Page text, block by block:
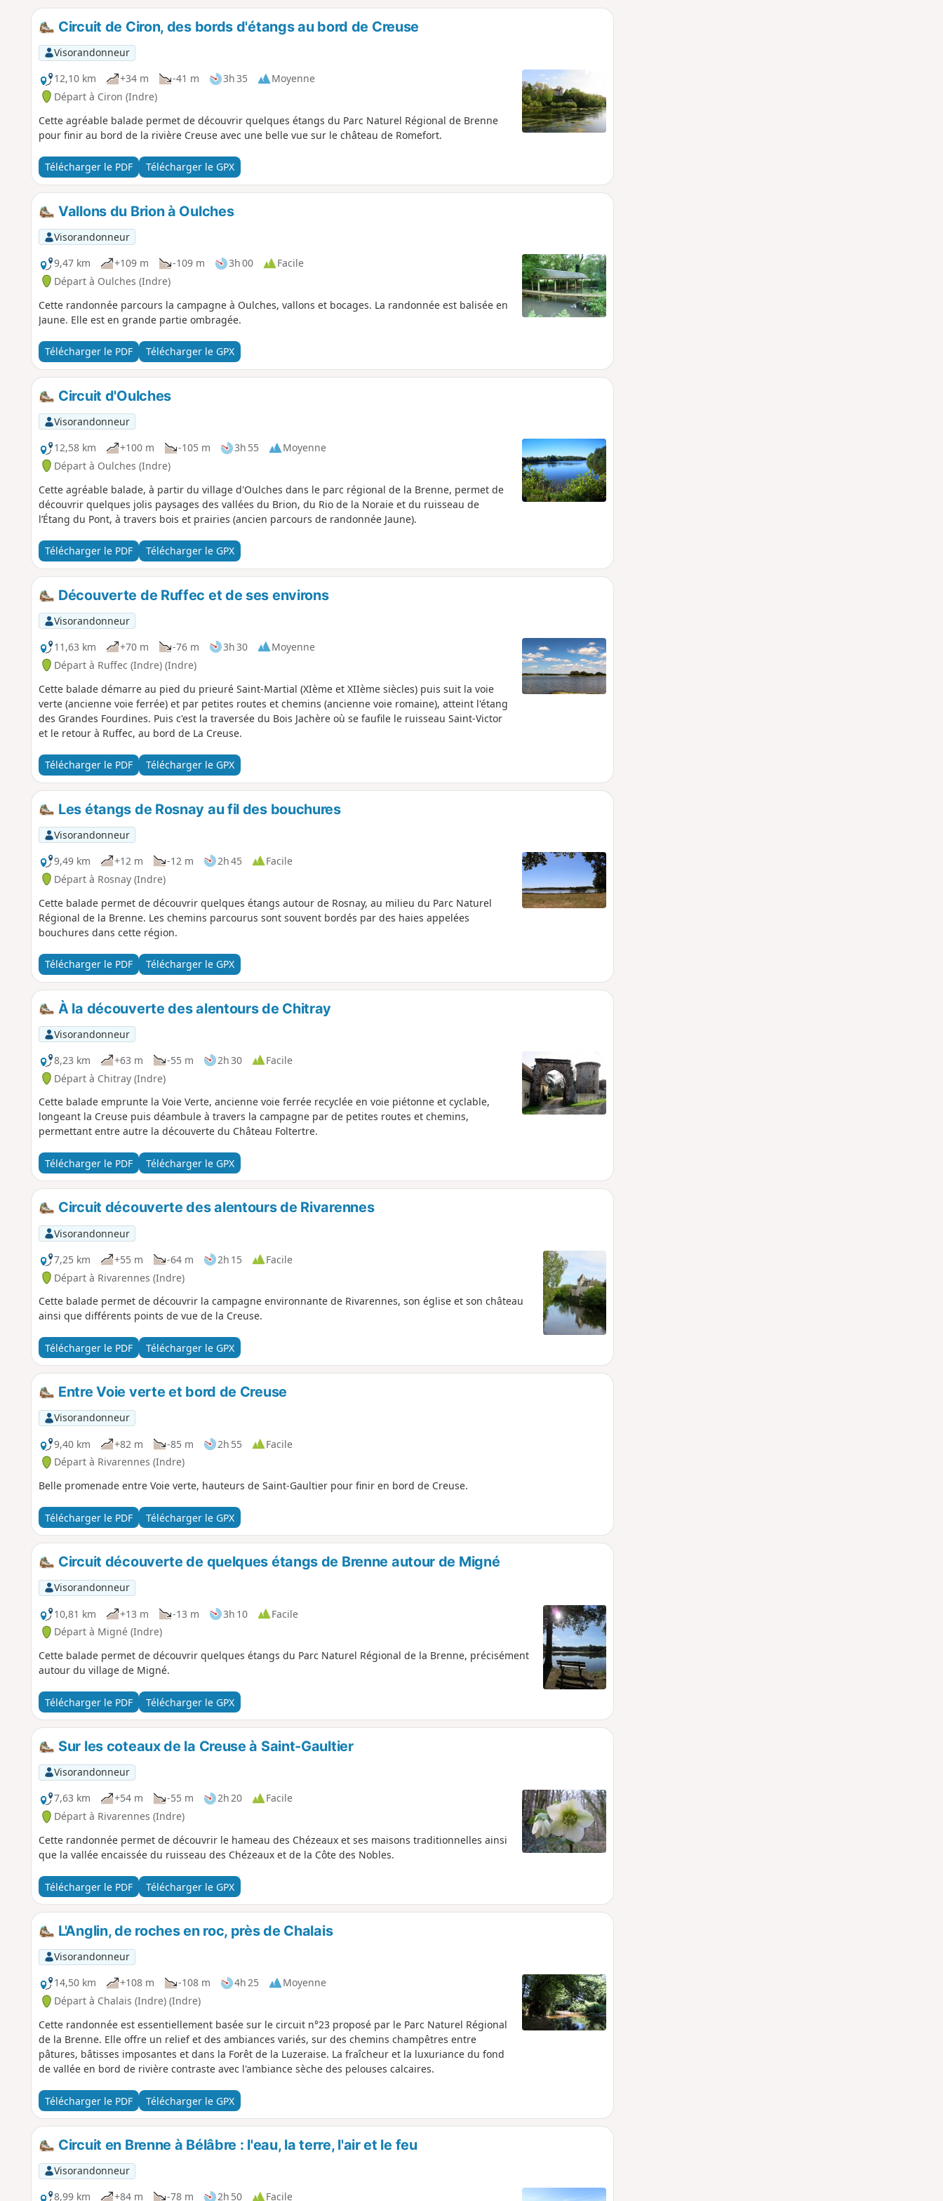
Circuit de Ciron, des bords d'étangs au bord de Creuse
Visorandonneur
12,10 km
+34 m -41 m 3h 35
Moyenne
Départ à Ciron (Indre)
Cette agréable balade permet de découvrir quelques étangs du Parc Naturel Régional de Brenne
pour finir au bord de la rivière Creuse avec une belle vue sur le château de Romefort.
Télécharger le PDF Télécharger le GPX
Vallons du Brion à Oulches
Visorandonneur
9,47 km
+109 m -109 m 3h 00
Facile
Départ à Oulches (Indre)
Cette randonnée parcours la campagne à Oulches, vallons et bocages. La randonnée est balisée en
Jaune. Elle est en grande partie ombragée.
Télécharger le PDF Télécharger le GPX
Circuit d'Oulches
Visorandonneur
12,58 km
+100 m -105 m 3h 55
Moyenne
Départ à Oulches (Indre)
Cette agréable balade, à partir du village d'Oulches dans le parc régional de la Brenne, permet de
découvrir quelques jolis paysages des vallées du Brion, du Rio de la Noraie et du ruisseau de
l’Étang du Pont, à travers bois et prairies (ancien parcours de randonnée Jaune).
Télécharger le PDF Télécharger le GPX
Découverte de Ruffec et de ses environs
Visorandonneur
11,63 km
+70 m -76 m 3h 30
Moyenne
Départ à Ruffec (Indre) (Indre)
Cette balade démarre au pied du prieuré Saint-Martial (XIème et XIIème siècles) puis suit la voie
verte (ancienne voie ferrée) et par petites routes et chemins (ancienne voie romaine), atteint l'étang
des Grandes Fourdines. Puis c'est la traversée du Bois Jachère où se faufile le ruisseau Saint-Victor
et le retour à Ruffec, au bord de La Creuse.
Télécharger le PDF Télécharger le GPX
Les étangs de Rosnay au fil des bouchures
Visorandonneur
9,49 km
+12 m -12 m 2h 45
Facile
Départ à Rosnay (Indre)
Cette balade permet de découvrir quelques étangs autour de Rosnay, au milieu du Parc Naturel
Régional de la Brenne. Les chemins parcourus sont souvent bordés par des haies appelées
bouchures dans cette région.
Télécharger le PDF Télécharger le GPX
À la découverte des alentours de Chitray
Visorandonneur
8,23 km
+63 m -55 m 2h 30
Facile
Départ à Chitray (Indre)
Cette balade emprunte la Voie Verte, ancienne voie ferrée recyclée en voie piétonne et cyclable,
longeant la Creuse puis déambule à travers la campagne par de petites routes et chemins,
permettant entre autre la découverte du Château Foltertre.
Télécharger le PDF Télécharger le GPX
Circuit découverte des alentours de Rivarennes
Visorandonneur
7,25 km
+55 m -64 m 2h 15
Facile
Départ à Rivarennes (Indre)
Cette balade permet de découvrir la campagne environnante de Rivarennes, son église et son château
ainsi que différents points de vue de la Creuse.
Télécharger le PDF Télécharger le GPX
Entre Voie verte et bord de Creuse
Visorandonneur
9,40 km
+82 m -85 m 2h 55
Facile
Départ à Rivarennes (Indre)
Belle promenade entre Voie verte, hauteurs de Saint-Gaultier pour finir en bord de Creuse.
Télécharger le PDF Télécharger le GPX
Circuit découverte de quelques étangs de Brenne autour de Migné
Visorandonneur
10,81 km
+13 m -13 m 3h 10
Facile
Départ à Migné (Indre)
Cette balade permet de découvrir quelques étangs du Parc Naturel Régional de la Brenne, précisément
autour du village de Migné.
Télécharger le PDF Télécharger le GPX
Sur les coteaux de la Creuse à Saint-Gaultier
Visorandonneur
7,63 km
+54 m -55 m 2h 20
Facile
Départ à Rivarennes (Indre)
Cette randonnée permet de découvrir le hameau des Chézeaux et ses maisons traditionnelles ainsi
que la vallée encaissée du ruisseau des Chézeaux et de la Côte des Nobles.
Télécharger le PDF Télécharger le GPX
L'Anglin, de roches en roc, près de Chalais
Visorandonneur
14,50 km
+108 m -108 m 4h 25
Moyenne
Départ à Chalais (Indre) (Indre)
Cette randonnée est essentiellement basée sur le circuit n°23 proposé par le Parc Naturel Régional
de la Brenne. Elle offre un relief et des ambiances variés, sur des chemins champêtres entre
pâtures, bâtisses imposantes et dans la Forêt de la Luzeraise. La fraîcheur et la luxuriance du fond
de vallée en bord de rivière contraste avec l'ambiance sèche des pelouses calcaires.
Télécharger le PDF Télécharger le GPX
Circuit en Brenne à Bélâbre : l'eau, la terre, l'air et le feu
Visorandonneur
8,99 km
+84 m -78 m 2h 50 Facile